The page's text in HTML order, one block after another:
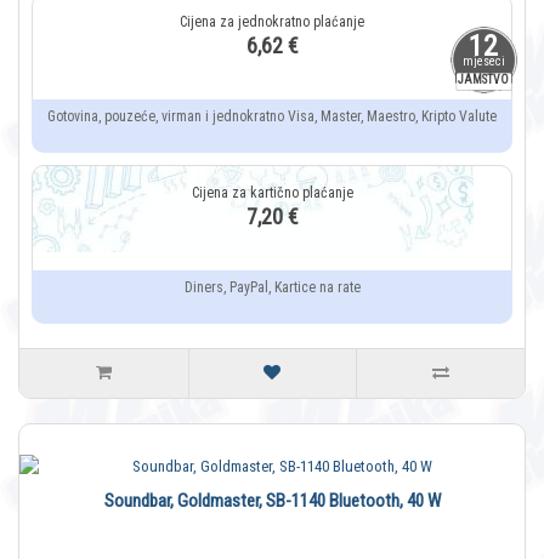
12
mjeseci
JAMSTVO
6,62 €
Gotovina, pouzeće, virman i jednokratno Visa, Master, Maestro, Kripto Valute
7,20 €
Diners, PayPal, Kartice na rate
Soundbar, Goldmaster, SB-1140 Bluetooth, 40 W